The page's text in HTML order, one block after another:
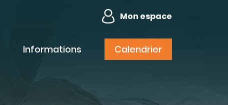
Mon espace
Informations Calendrier